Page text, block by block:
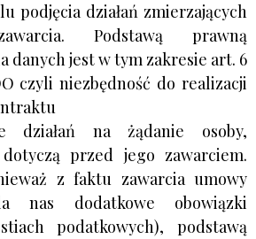
podjęcia działań zmierzających
Podstawą prawną
danych jest w tym zakresie art. 6
czyli niezbędność do realizacji
działań na żądanie osoby,
przed jego zawarciem.
z faktu zawarcia umowy
nas dodatkowe obowiązki
podatkowych), podstawą